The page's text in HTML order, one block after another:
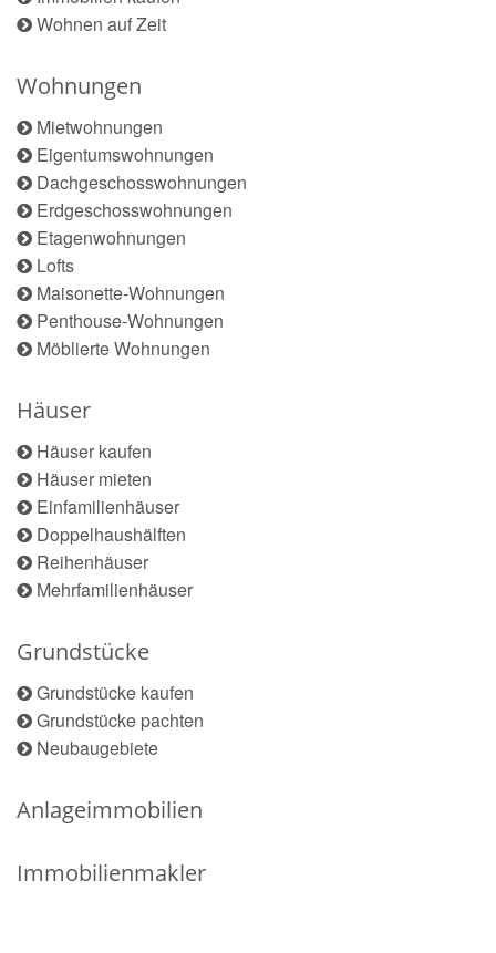
Wohnen auf Zeit
Wohnungen
Mietwohnungen
Eigentumswohnungen
Dachgeschosswohnungen
Erdgeschosswohnungen
Etagenwohnungen
Lofts
Maisonette-Wohnungen
Penthouse-Wohnungen
Möblierte Wohnungen
Häuser
Häuser kaufen
Häuser mieten
Einfamilienhäuser
Doppelhaushälften
Reihenhäuser
Mehrfamilienhäuser
Grundstücke
Grundstücke kaufen
Grundstücke pachten
Neubaugebiete
Anlageimmobilien
Immobilienmakler